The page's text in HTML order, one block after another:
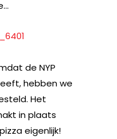
de NYP
hebben we
Het
in plaats
eigenlijk!